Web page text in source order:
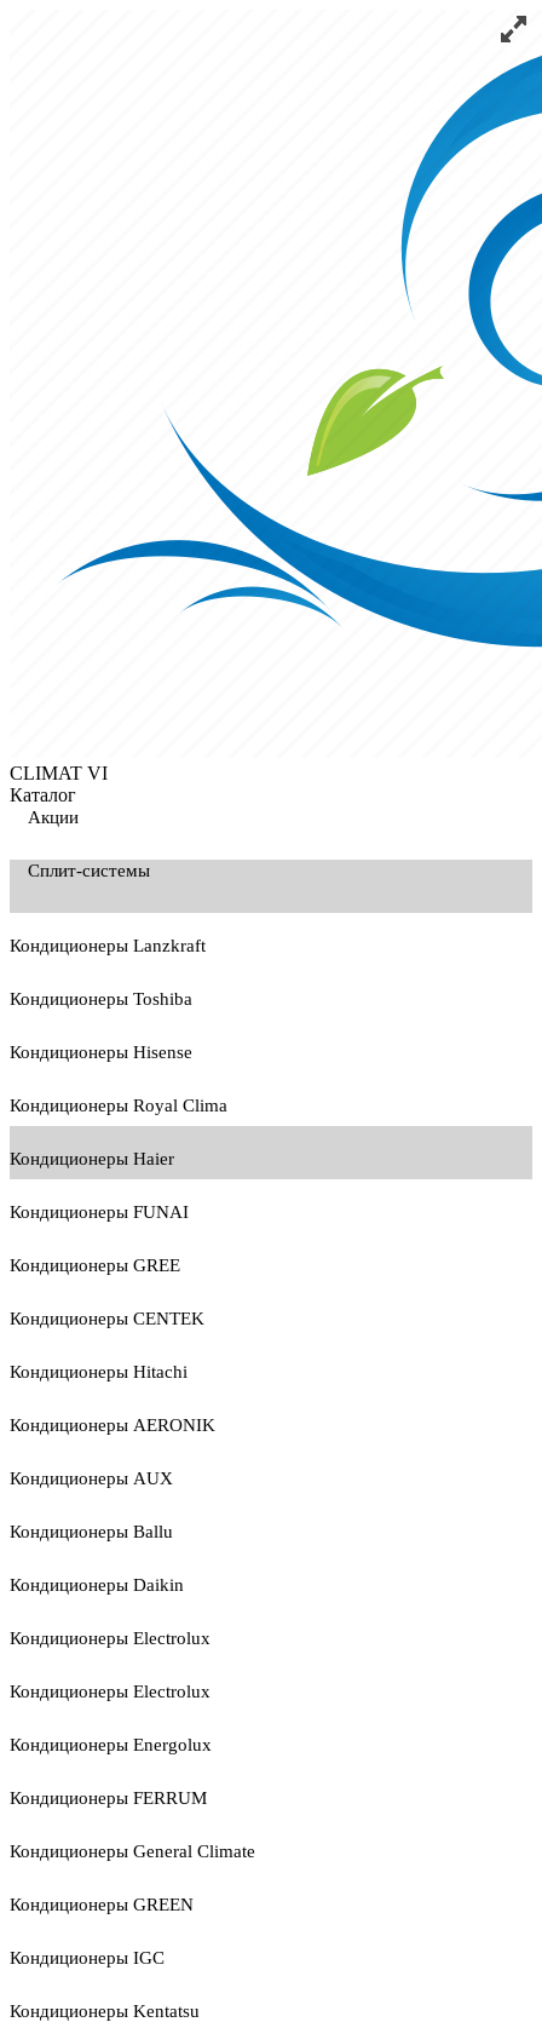
CLIMAT VI
Каталог
Акции
Сплит-системы
Кондиционеры Lanzkraft
Кондиционеры Toshiba
Кондиционеры Hisense
Кондиционеры Royal Clima
Кондиционеры Haier
Кондиционеры FUNAI
Кондиционеры GREE
Кондиционеры CENTEK
Кондиционеры Hitachi
Кондиционеры AERONIK
Кондиционеры AUX
Кондиционеры Ballu
Кондиционеры Daikin
Кондиционеры Electrolux
Кондиционеры Electrolux
Кондиционеры Energolux
Кондиционеры FERRUM
Кондиционеры General Climate
Кондиционеры GREEN
Кондиционеры IGC
Кондиционеры Kentatsu